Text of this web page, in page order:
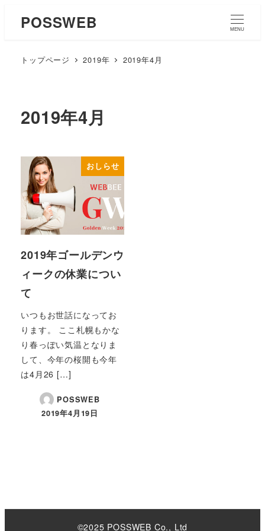
POSSWEB MENU
トップページ 2019年 2019年4月
2019年4月
おしらせ
2019年ゴールデンウ
ィークの休業につい
て
いつもお世話になってお
ります。 ここ札幌もかな
り春っぽい気温となりま
して、今年の桜開も今年
は4月26 […]
POSSWEB
2019年4月19日
©2025 POSSWEB Co., Ltd